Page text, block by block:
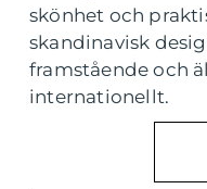
skönhet och
skandinavisk
framstående och
internationellt.